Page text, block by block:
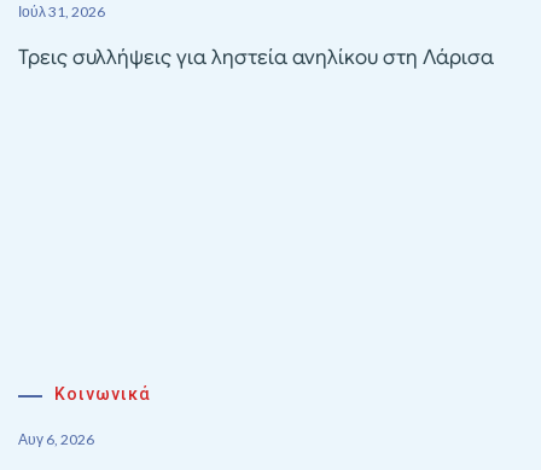
Ιούλ 31, 2026
Τρεις συλλήψεις για ληστεία ανηλίκου στη Λάρισα
Κοινωνικά
Αυγ 6, 2026